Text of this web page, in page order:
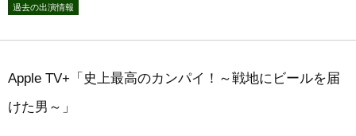
過去の出演情報
Apple TV+「史上最高のカンパイ！～戦地にビールを届
けた男～」